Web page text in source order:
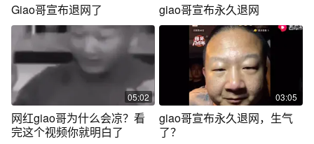
Giao哥宣布退网了 giao哥宣布永久退网
05:02
网红giao哥为什么会凉？看
完这个视频你就明白了
03:05
giao哥宣布永久退网，生气
了？